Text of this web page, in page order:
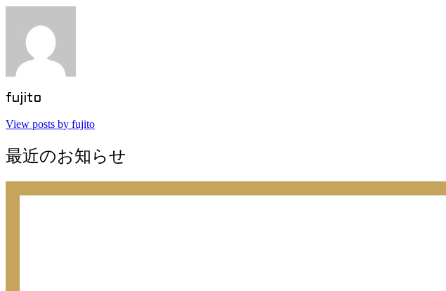
Post navigation
fujito
View posts by fujito
最近のお知らせ